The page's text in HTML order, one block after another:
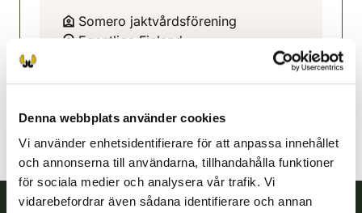
Denna webbplats använder cookies
Vi använder enhetsidentifierare för att anpassa innehållet
och annonserna till användarna, tillhandahålla funktioner
för sociala medier och analysera vår trafik. Vi
vidarebefordrar även sådana identifierare och annan
Somero jaktvårdsförening
Egentliga Finland